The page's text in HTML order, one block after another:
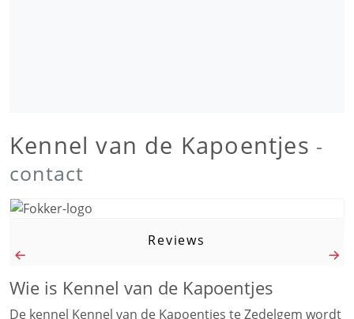
Kennel van de Kapoentjes -
contact
Reviews
Wie is Kennel van de Kapoentjes
De kennel Kennel van de Kapoentjes te Zedelgem wordt